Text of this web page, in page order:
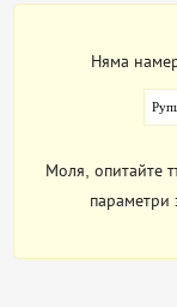
Няма
Моля, опитайте
параметри